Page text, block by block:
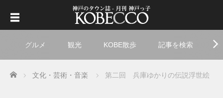
グルメ 観光 KOBE散歩 記事を検索
Home 文化・芸術・音楽 第二回 兵庫ゆかりの伝説浮世絵